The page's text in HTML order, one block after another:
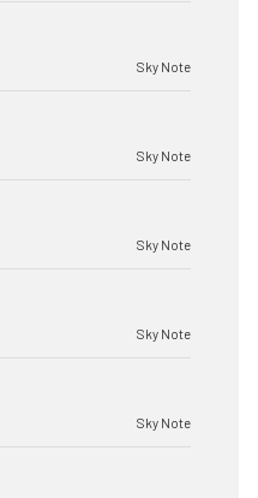
Sky Note
Sky Note
Sky Note
Sky Note
Sky Note